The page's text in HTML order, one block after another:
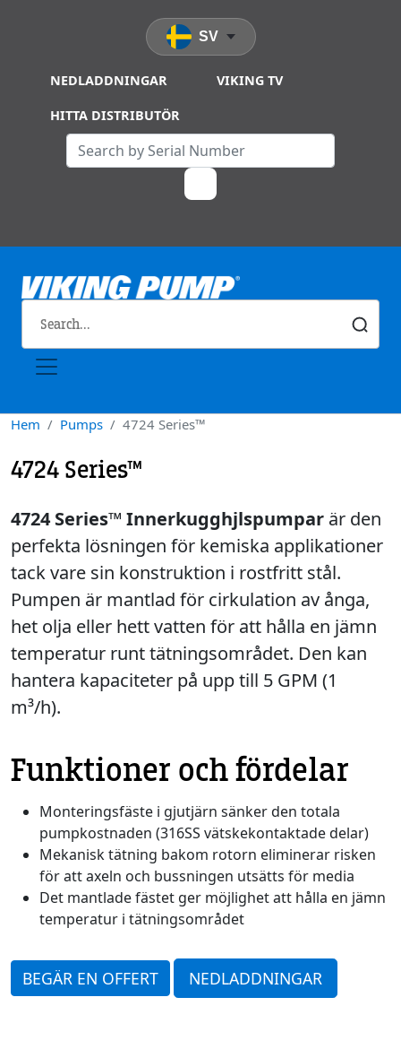
NEDLADDNINGAR VIKING TV
HITTA DISTRIBUTÖR
SV
Hem Pumps 4724 Series™
4724 Series™
4724 Series™ Innerkugghjlspumpar är den
perfekta lösningen för kemiska applikationer
tack vare sin konstruktion i rostfritt stål.
Pumpen är mantlad för cirkulation av ånga,
het olja eller hett vatten för att hålla en jämn
temperatur runt tätningsområdet. Den kan
hantera kapaciteter på upp till 5 GPM (1
m³/h).
Funktioner och fördelar
Monteringsfäste i gjutjärn sänker den totala
pumpkostnaden (316SS vätskekontaktade delar)
Mekanisk tätning bakom rotorn eliminerar risken
för att axeln och bussningen utsätts för media
Det mantlade fästet ger möjlighet att hålla en jämn
temperatur i tätningsområdet
BEGÄR EN OFFERT NEDLADDNINGAR